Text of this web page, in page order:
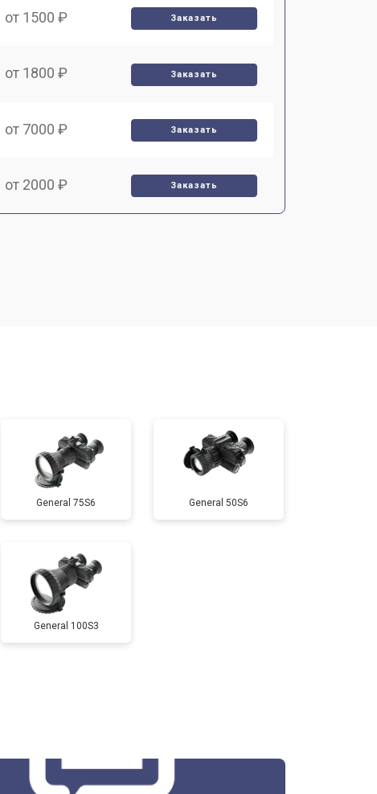
от 1500 ₽ Заказать
от 1800 ₽ Заказать
от 7000 ₽ Заказать
от 2000 ₽ Заказать
General 75S6 General 50S6
General 100S3